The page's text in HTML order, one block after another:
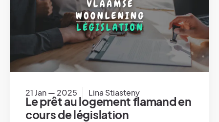
21 Jan — 2025 Lina Stiasteny
Le prêt au logement flamand en
cours de législation